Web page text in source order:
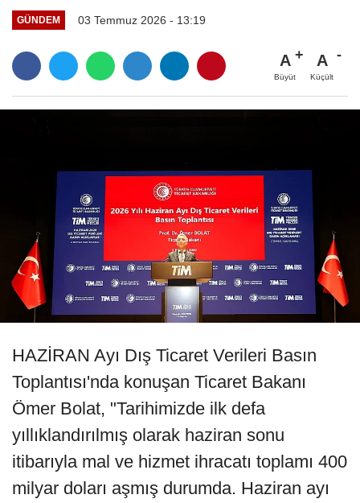
GÜNDEM 03 Temmuz 2026 - 13:19
A
Büyüt
A
Küçült
HAZİRAN Ayı Dış Ticaret Verileri Basın
Toplantısı'nda konuşan Ticaret Bakanı
Ömer Bolat, "Tarihimizde ilk defa
yıllıklandırılmış olarak haziran sonu
itibarıyla mal ve hizmet ihracatı toplamı 400
milyar doları aşmış durumda. Haziran ayı